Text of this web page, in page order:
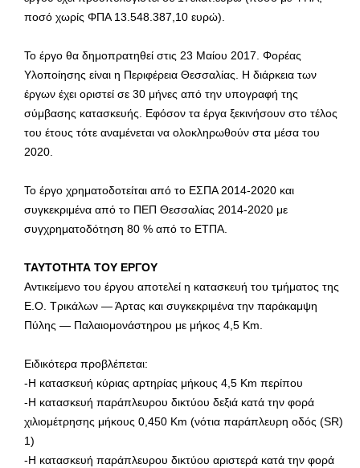
ποσό χωρίς ΦΠΑ 13.548.387,10 ευρώ).
Το έργο θα δημοπρατηθεί στις 23 Μαίου 2017. Φορέας
Υλοποίησης είναι η Περιφέρεια Θεσσαλίας. Η διάρκεια των
έργων έχει οριστεί σε 30 μήνες από την υπογραφή της
σύμβασης κατασκευής. Εφόσον τα έργα ξεκινήσουν στο τέλος
του έτους τότε αναμένεται να ολοκληρωθούν στα μέσα του
2020.
Το έργο χρηματοδοτείται από το ΕΣΠΑ 2014-2020 και
συγκεκριμένα από το ΠΕΠ Θεσσαλίας 2014-2020 με
συγχρηματοδότηση 80 % από το ΕΤΠΑ.
ΤΑΥΤΟΤΗΤΑ ΤΟΥ ΕΡΓΟΥ
Αντικείμενο του έργου αποτελεί η κατασκευή του τμήματος της
Ε.Ο. Τρικάλων — Άρτας και συγκεκριμένα την παράκαμψη
Πύλης — Παλαιομονάστηρου με μήκος 4,5 Km.
Ειδικότερα προβλέπεται:
-Η κατασκευή κύριας αρτηρίας μήκους 4,5 Km περίπου
-Η κατασκευή παράπλευρου δικτύου δεξιά κατά την φορά
χιλιομέτρησης μήκους 0,450 Km (νότια παράπλευρη οδός (SR)
1)
-Η κατασκευή παράπλευρου δικτύου αριστερά κατά την φορά